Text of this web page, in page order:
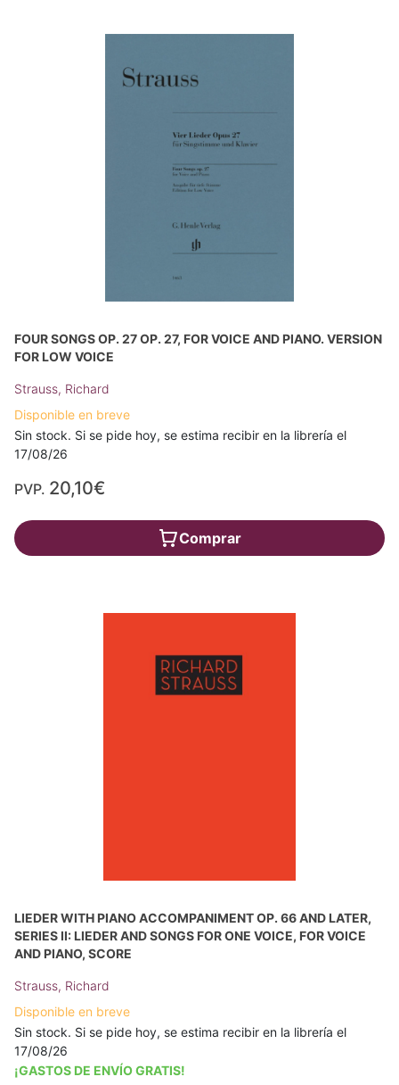
FOUR SONGS OP. 27 OP. 27, FOR VOICE AND PIANO. VERSION
FOR LOW VOICE
Strauss, Richard
Disponible en breve
Sin stock. Si se pide hoy, se estima recibir en la librería el
17/08/26
PVP. 20,10€
Comprar
LIEDER WITH PIANO ACCOMPANIMENT OP. 66 AND LATER,
SERIES II: LIEDER AND SONGS FOR ONE VOICE, FOR VOICE
AND PIANO, SCORE
Strauss, Richard
Disponible en breve
Sin stock. Si se pide hoy, se estima recibir en la librería el
17/08/26
¡GASTOS DE ENVÍO GRATIS!